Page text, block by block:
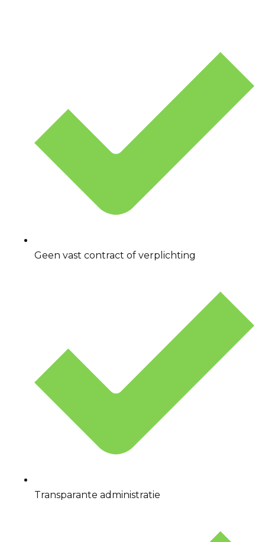
Geen vast contract of verplichting
Transparante administratie